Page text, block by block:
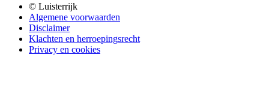
© Luisterrijk
Algemene voorwaarden
Disclaimer
Klachten en herroepingsrecht
Privacy en cookies